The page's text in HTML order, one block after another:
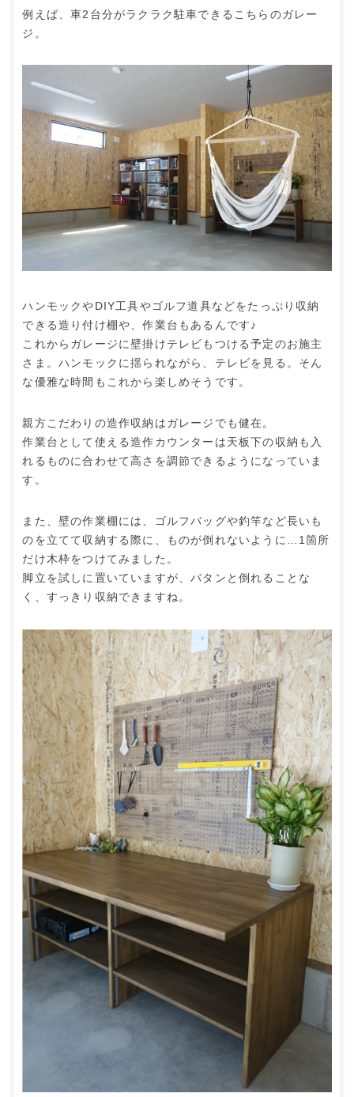
例えば、車2台分がラクラク駐車できるこちらのガレー
ジ。
ハンモックやDIY工具やゴルフ道具などをたっぷり収納
できる造り付け棚や、作業台もあるんです♪
これからガレージに壁掛けテレビもつける予定のお施主
さま。ハンモックに揺られながら、テレビを見る。そん
な優雅な時間もこれから楽しめそうです。
親方こだわりの造作収納はガレージでも健在。
作業台として使える造作カウンターは天板下の収納も入
れるものに合わせて高さを調節できるようになっていま
す。
また、壁の作業棚には、ゴルフバッグや釣竿など長いも
のを立てて収納する際に、ものが倒れないように…1箇所
だけ木枠をつけてみました。
脚立を試しに置いていますが、バタンと倒れることな
く、すっきり収納できますね。